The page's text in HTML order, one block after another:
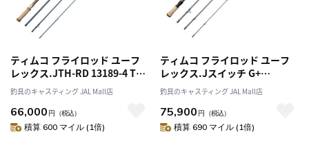
ティムコ フライロッド ユーフ
レックス.JTH-RD 13189-4 TSF
#8/9
釣具のキャスティング JAL Mall店
66,000 円 （税込）
積算 600 マイル (1倍)
ティムコ フライロッド ユーフ
レックス.Jスイッチ G+
JSWT1063-4G+ EN
釣具のキャスティング JAL Mall店
75,900 円 （税込）
積算 690 マイル (1倍)